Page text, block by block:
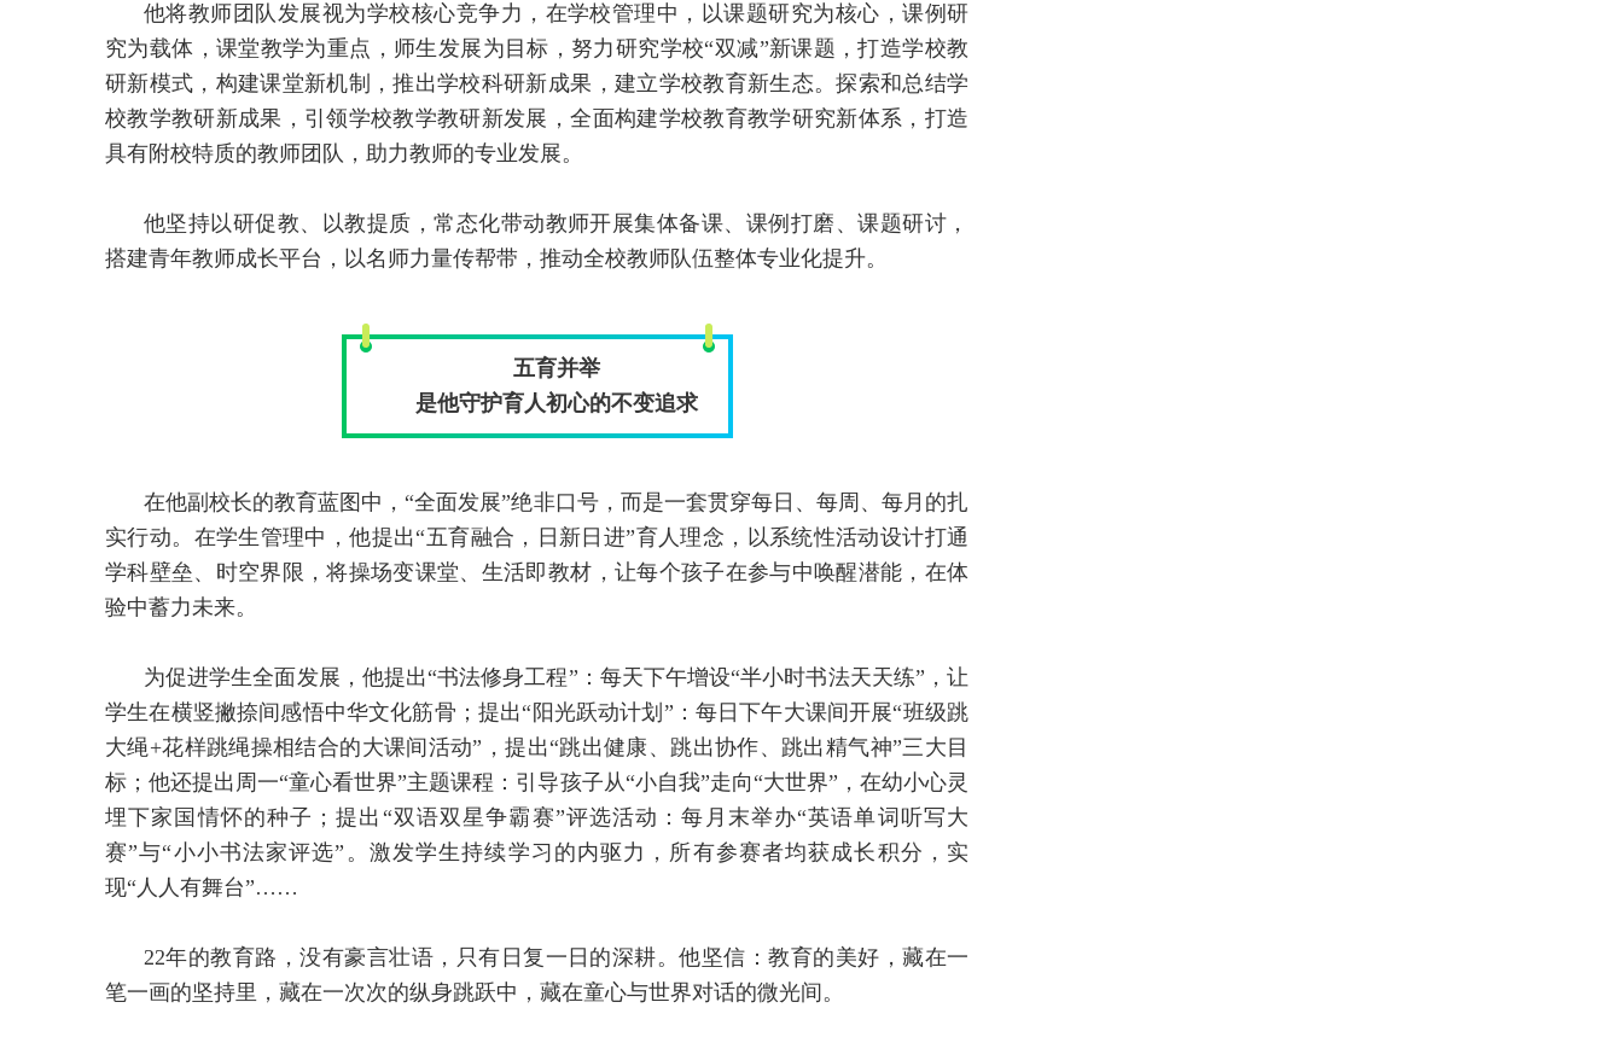
他将教师团队发展视为学校核心竞争力，在学校管理中，以课题研究为核心，课例研
究为载体，课堂教学为重点，师生发展为目标，努力研究学校“双减”新课题，打造学校教
研新模式，构建课堂新机制，推出学校科研新成果，建立学校教育新生态。探索和总结学
校教学教研新成果，引领学校教学教研新发展，全面构建学校教育教学研究新体系，打造
具有附校特质的教师团队，助力教师的专业发展。
他坚持以研促教、以教提质，常态化带动教师开展集体备课、课例打磨、课题研讨，
搭建青年教师成长平台，以名师力量传帮带，推动全校教师队伍整体专业化提升。
五育并举
是他守护育人初心的不变追求
在他副校长的教育蓝图中，“全面发展”绝非口号，而是一套贯穿每日、每周、每月的扎
实行动。在学生管理中，他提出“五育融合，日新日进”育人理念，以系统性活动设计打通
学科壁垒、时空界限，将操场变课堂、生活即教材，让每个孩子在参与中唤醒潜能，在体
验中蓄力未来。
为促进学生全面发展，他提出“书法修身工程”：每天下午增设“半小时书法天天练”，让
学生在横竖撇捺间感悟中华文化筋骨；提出“阳光跃动计划”：每日下午大课间开展“班级跳
大绳+花样跳绳操相结合的大课间活动”，提出“跳出健康、跳出协作、跳出精气神”三大目
标；他还提出周一“童心看世界”主题课程：引导孩子从“小自我”走向“大世界”，在幼小心灵
埋下家国情怀的种子；提出“双语双星争霸赛”评选活动：每月末举办“英语单词听写大
赛”与“小小书法家评选”。激发学生持续学习的内驱力，所有参赛者均获成长积分，实
现“人人有舞台”……
22年的教育路，没有豪言壮语，只有日复一日的深耕。他坚信：教育的美好，藏在一
笔一画的坚持里，藏在一次次的纵身跳跃中，藏在童心与世界对话的微光间。